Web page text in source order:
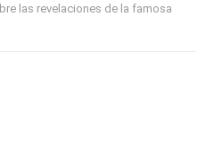
las revelaciones de la famosa